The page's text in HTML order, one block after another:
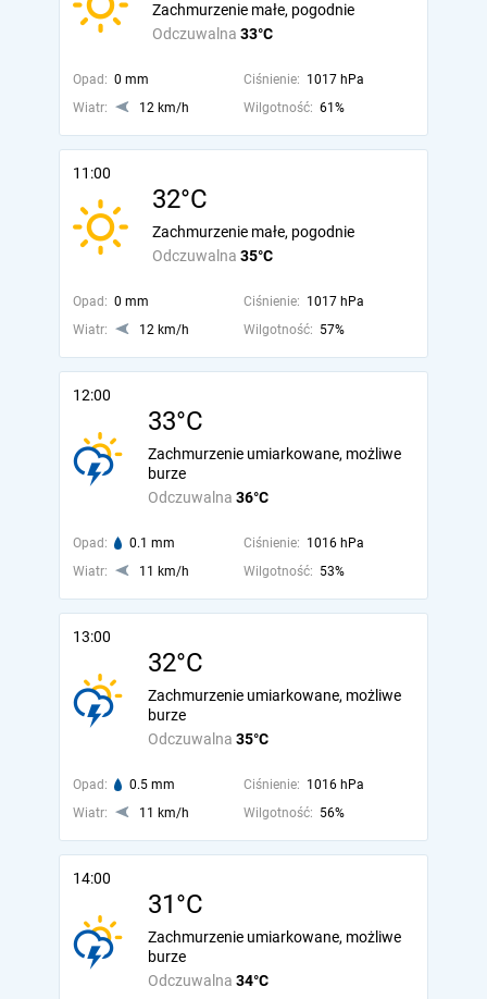
Odczuwalna 33°C
Zachmurzenie małe, pogodnie
Opad: 0 mm Ciśnienie: 1017 hPa
Wiatr:
12 km/h Wilgotność: 61%
11:00
32°C
Odczuwalna 35°C
Zachmurzenie małe, pogodnie
Opad: 0 mm Ciśnienie: 1017 hPa
Wiatr:
12 km/h Wilgotność: 57%
12:00
33°C
Odczuwalna 36°C
Zachmurzenie umiarkowane, możliwe
burze
Opad: 0.1 mm Ciśnienie: 1016 hPa
Wiatr:
11 km/h Wilgotność: 53%
13:00
32°C
Odczuwalna 35°C
Zachmurzenie umiarkowane, możliwe
burze
Opad: 0.5 mm Ciśnienie: 1016 hPa
Wiatr:
11 km/h Wilgotność: 56%
14:00
31°C
Odczuwalna 34°C
Zachmurzenie umiarkowane, możliwe
burze